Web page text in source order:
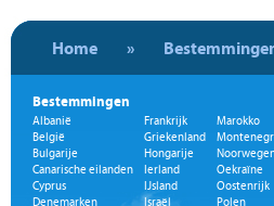
Home »
Bestemmingen
Albanië
België
Bulgarije
Canarische eilanden
Cyprus
Denemarken
Frankrijk
Griekenland
Hongarije
Ierland
IJsland
Israël
Marokko
Oekraïne
Oostenrijk
Polen